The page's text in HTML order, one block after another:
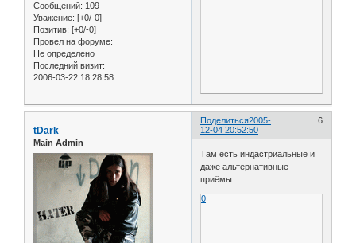
Сообщений: 109
Уважение: [+0/-0]
Позитив: [+0/-0]
Провел на форуме:
Не определено
Последний визит:
2006-03-22 18:28:58
Поделиться 6
2005-
12-04 20:52:50
tDark
Main Admin
Там есть индастриальные и
даже альтернативные
приёмы.
0